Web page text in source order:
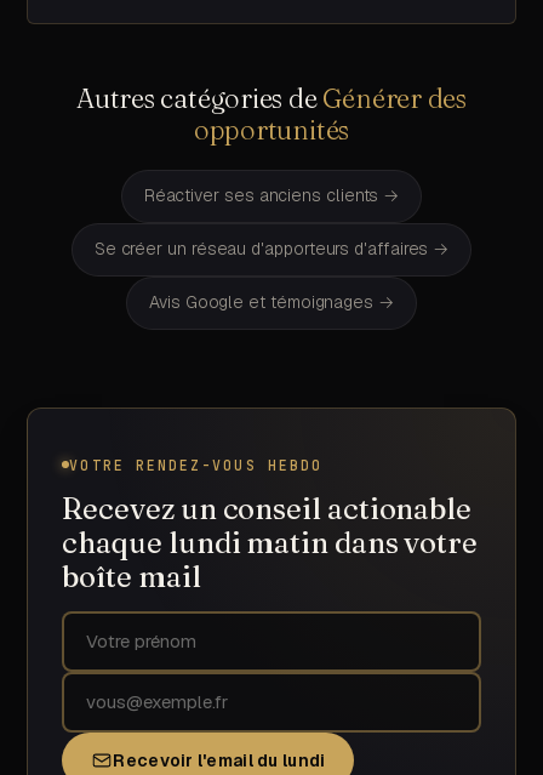
Autres catégories deGénérer des
opportunités
Réactiver ses anciens clients →
Se créer un réseau d'apporteurs d'affaires →
Avis Google et témoignages →
VOTRE RENDEZ-VOUS HEBDO
Recevez un conseil actionable
chaque lundi matin dans votre
boîte mail
Prénom
Adresse email
Recevoir l'email du lundi